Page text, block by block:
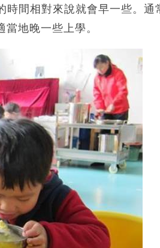
間相對來說就會早一些。
地晚一些上學。